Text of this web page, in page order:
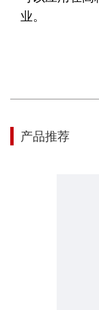
业。
产品推荐